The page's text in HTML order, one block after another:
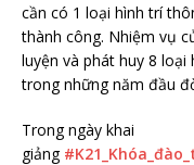
cần có 1 loại hình trí
thành công. Nhiệm vụ
luyện và phát huy 8
trong những năm đầu
Trong ngày khai
giảng #